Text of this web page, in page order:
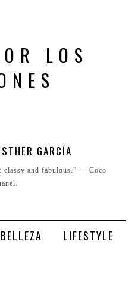
LOS
GARCÍA
and fabulous.” ― Coco
BELLEZA LIFESTYLE